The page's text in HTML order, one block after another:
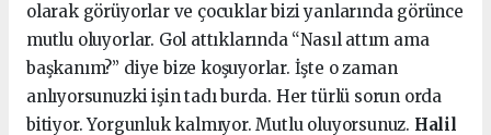
olarak görüyorlar ve çocuklar bizi yanlarında görünce
mutlu oluyorlar. Gol attıklarında “Nasıl attım ama
başkanım?” diye bize koşuyorlar. İşte o zaman
anlıyorsunuzki işin tadı burda. Her türlü sorun orda
bitiyor. Yorgunluk kalmıyor. Mutlu oluyorsunuz. Halil